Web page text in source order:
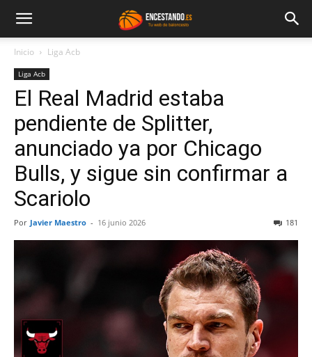
Inicio Liga Acb
Liga Acb
El Real Madrid estaba
pendiente de Splitter,
anunciado ya por Chicago
Bulls, y sigue sin confirmar a
Scariolo
Por Javier Maestro - 16 junio 2026 181